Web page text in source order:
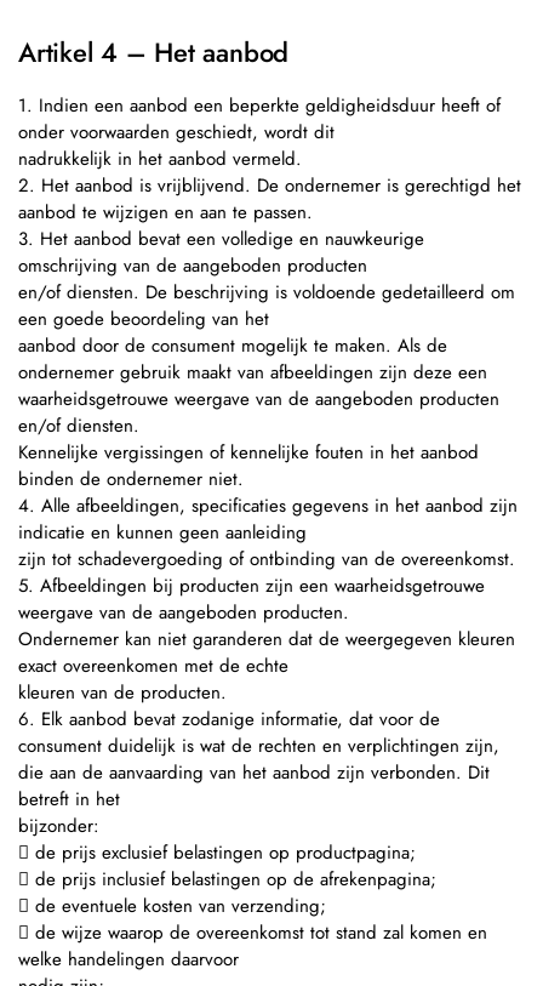
Artikel 4 – Het aanbod
1. Indien een aanbod een beperkte geldigheidsduur heeft of
onder voorwaarden geschiedt, wordt dit
nadrukkelijk in het aanbod vermeld.
2. Het aanbod is vrijblijvend. De ondernemer is gerechtigd het
aanbod te wijzigen en aan te passen.
3. Het aanbod bevat een volledige en nauwkeurige
omschrijving van de aangeboden producten
en/of diensten. De beschrijving is voldoende gedetailleerd om
een goede beoordeling van het
aanbod door de consument mogelijk te maken. Als de
ondernemer gebruik maakt van afbeeldingen zijn deze een
waarheidsgetrouwe weergave van de aangeboden producten
en/of diensten.
Kennelijke vergissingen of kennelijke fouten in het aanbod
binden de ondernemer niet.
4. Alle afbeeldingen, specificaties gegevens in het aanbod zijn
indicatie en kunnen geen aanleiding
zijn tot schadevergoeding of ontbinding van de overeenkomst.
5. Afbeeldingen bij producten zijn een waarheidsgetrouwe
weergave van de aangeboden producten.
Ondernemer kan niet garanderen dat de weergegeven kleuren
exact overeenkomen met de echte
kleuren van de producten.
6. Elk aanbod bevat zodanige informatie, dat voor de
consument duidelijk is wat de rechten en verplichtingen zijn,
die aan de aanvaarding van het aanbod zijn verbonden. Dit
betreft in het
bijzonder:
 de prijs exclusief belastingen op productpagina;
 de prijs inclusief belastingen op de afrekenpagina;
 de eventuele kosten van verzending;
 de wijze waarop de overeenkomst tot stand zal komen en
welke handelingen daarvoor